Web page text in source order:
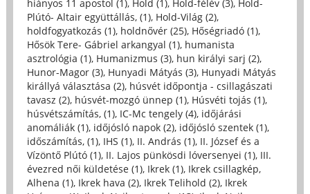
hiányos 11 apostol (1), Hold (1), Hold-félév (3), Hold-
Plútó- Altair együttállás, (1), Hold-Világ (2),
holdfogyatkozás (1), holdnővér (25), Hőségriadó (1),
Hősök Tere- Gábriel arkangyal (1), humanista
asztrológia (1), Humanizmus (3), hun királyi sarj (2),
Hunor-Magor (3), Hunyadi Mátyás (3), Hunyadi Mátyás
királlyá választása (2), húsvét időpontja - csillagászati
tavasz (2), húsvét-mozgó ünnep (1), Húsvéti tojás (1),
húsvétszámítás, (1), IC-Mc tengely (4), időjárási
anomáliák (1), időjósló napok (2), időjósló szentek (1),
időszámítás, (1), IHS (1), II. András (1), II. József és a
Vízöntő Plútó (1), II. Lajos pünkösdi lóversenyei (1), III.
évezred női küldetése (1), Ikrek (1), Ikrek csillagkép,
Alhena (1), Ikrek hava (2), Ikrek Telihold (2), Ikrek